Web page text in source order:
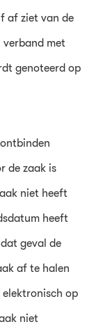
af ziet van de
met
genoteerd op
de zaak is
niet heeft
heeft
geval de
af te halen
op
niet